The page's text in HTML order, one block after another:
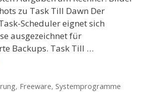
zu Task Till Dawn Der
Scheduler eignet sich
ausgezeichnet für
Backups. Task Till …
, Freeware, Systemprogramme